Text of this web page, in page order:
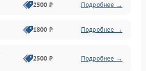
2500 ₽ Подробнее →
1800 ₽ Подробнее →
2500 ₽ Подробнее →